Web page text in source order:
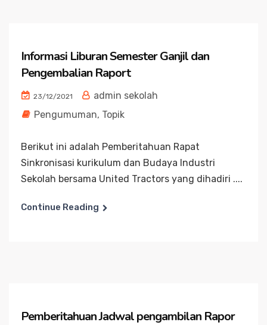
Informasi Liburan Semester Ganjil dan
Pengembalian Raport
23/12/2021
admin sekolah
Pengumuman, Topik
Berikut ini adalah Pemberitahuan Rapat
Sinkronisasi kurikulum dan Budaya Industri
Sekolah bersama United Tractors yang dihadiri ....
Continue Reading
Pemberitahuan Jadwal pengambilan Rapor